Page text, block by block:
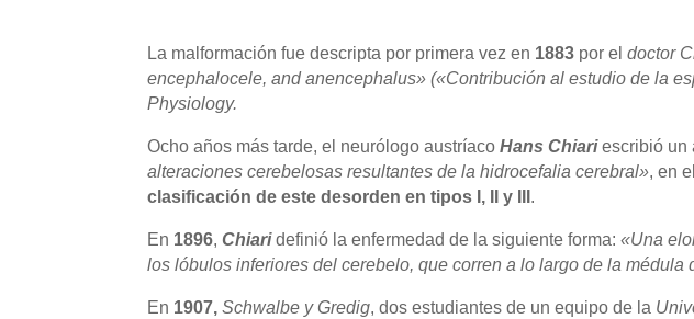
La malformación fue descripta por primera vez en 1883 por eldoctor
encephalocele, and anencephalus» («Contribución al estudio de la
Physiology.
Ocho años más tarde, el neurólogo austríacoHans Chiari escribió
alteraciones cerebelosas resultantes de la hidrocefalia cerebral», en
clasificación de este desorden en tipos I, II y III .
En 1896,Chiari definió la enfermedad de la siguiente forma:«Una
los lóbulos inferiores del cerebelo, que corren a lo largo de la médula
En 1907, Schwalbe y Gredig, dos estudiantes de un equipo de la